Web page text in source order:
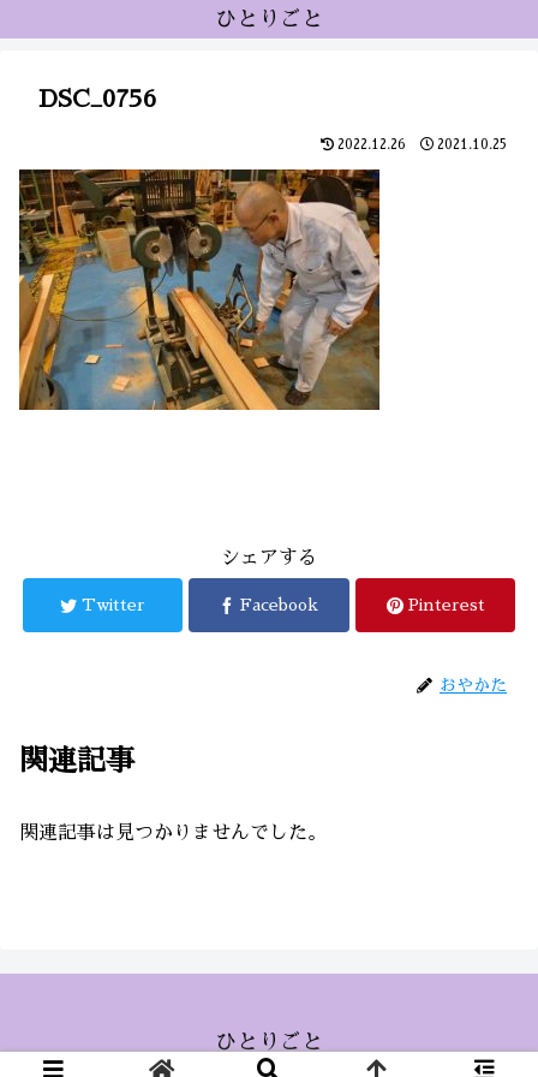
ひとりごと
DSC_0756
2022.12.26 2021.10.25
シェアする
Twitter Facebook Pinterest
おやかた
関連記事
関連記事は見つかりませんでした。
ひとりごと